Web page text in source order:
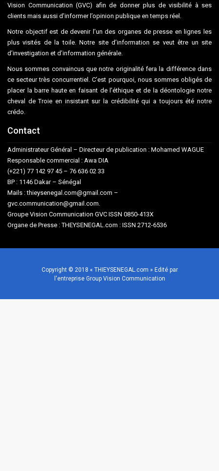
Vision Communication (GVC) afin de donner plus de visibilité à ses
clients mais aussi d’informer l’opinion publique en temps réel.
Notre objectif est de devenir l’un des organes de presse en lignes les
plus visités de la toile. Notre site d’information se veut être un site
d’investigation et d’information générale.
Nous sommes convaincus que notre originalité fera la différence dans
ce secteur très concurrentiel. C’est pourquoi, nous sommes obligés de
placer la barre haute en faisant de l’éthique et de la déontologie notre
cheval de Troie en insistant sur la crédibilité qui a toujours été notre
crédo.
Contact
Administrateur Général – Directeur de publication : Mohamed WAGUE
Responsable commercial : Awa DIA
(+221) 77 142 97 45 – 76 636 02 33
BP : 1146 Dakar – Sénégal
Mails : thieysenegal.com@gmail.com –
gvc.communication@gmail.com.
Groupe Vision Communication GVC ISSN 0850-413X
Organe de Presse : THEYSENEGAL.com : ISSN 2712-6536
Copyright © 2018 « THIEYSENEGAL.com » Edité par
l'entreprise Group Vision Communication